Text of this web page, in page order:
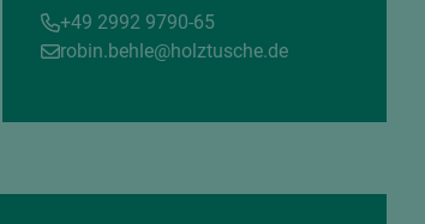
+49 2992 9790-65
robin.behle@holztusche.de